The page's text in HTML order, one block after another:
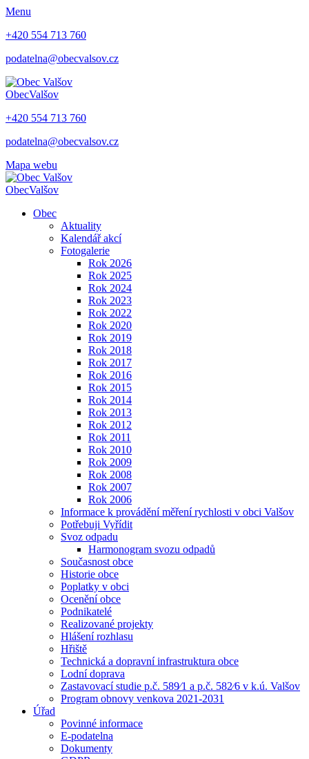
Menu
+420 554 713 760
podatelna@obecvalsov.cz
ObecValšov
+420 554 713 760
podatelna@obecvalsov.cz
Mapa webu
ObecValšov
Obec
Aktuality
Kalendář akcí
Fotogalerie
Rok 2026
Rok 2025
Rok 2024
Rok 2023
Rok 2022
Rok 2020
Rok 2019
Rok 2018
Rok 2017
Rok 2016
Rok 2015
Rok 2014
Rok 2013
Rok 2012
Rok 2011
Rok 2010
Rok 2009
Rok 2008
Rok 2007
Rok 2006
Informace k provádění měření rychlosti v obci Valšov
Potřebuji Vyřídit
Svoz odpadu
Harmonogram svozu odpadů
Současnost obce
Historie obce
Poplatky v obci
Ocenění obce
Podnikatelé
Realizované projekty
Hlášení rozhlasu
Hřiště
Technická a dopravní infrastruktura obce
Lodní doprava
Zastavovací studie p.č. 589⁄1 a p.č. 582⁄6 v k.ú. Valšov
Program obnovy venkova 2021-2031
Úřad
Povinné informace
E-podatelna
Dokumenty